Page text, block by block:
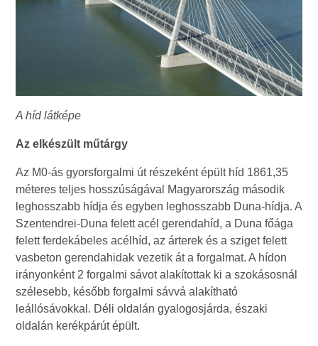
A híd látképe
Az elkészült műtárgy
Az M0-ás gyorsforgalmi út részeként épült híd 1861,35
méteres teljes hosszúságával Magyarország második
leghosszabb hídja és egyben leghosszabb Duna-hídja. A
Szentendrei-Duna felett acél gerendahíd, a Duna főága
felett ferdekábeles acélhíd, az árterek és a sziget felett
vasbeton gerendahidak vezetik át a forgalmat. A hídon
irányonként 2 forgalmi sávot alakítottak ki a szokásosnál
szélesebb, később forgalmi sávvá alakítható
leállósávokkal. Déli oldalán gyalogosjárda, északi
oldalán kerékpárút épült.